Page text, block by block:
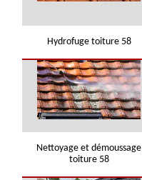
Hydrofuge toiture 58
Nettoyage et démoussage
toiture 58